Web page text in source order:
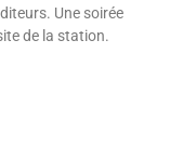
Une soirée
de la station.